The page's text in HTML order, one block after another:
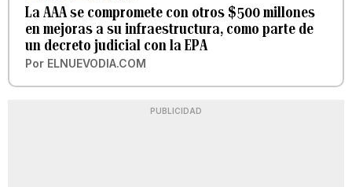
La AAA se compromete con otros $500 millones
en mejoras a su infraestructura, como parte de
un decreto judicial con la EPA
Por ELNUEVODIA.COM
PUBLICIDAD